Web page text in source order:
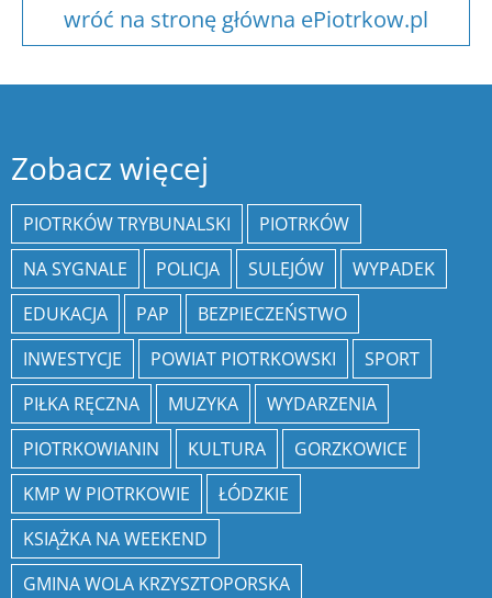
wróć na stronę główna ePiotrkow.pl
Zobacz więcej
PIOTRKÓW TRYBUNALSKI
PIOTRKÓW
NA SYGNALE
POLICJA SULEJÓW
WYPADEK
EDUKACJA
PAP
BEZPIECZEŃSTWO
INWESTYCJE
POWIAT PIOTRKOWSKI
SPORT
PIŁKA RĘCZNA
MUZYKA
WYDARZENIA
PIOTRKOWIANIN
KULTURA
GORZKOWICE
KMP W PIOTRKOWIE
ŁÓDZKIE
KSIĄŻKA NA WEEKEND
GMINA WOLA KRZYSZTOPORSKA